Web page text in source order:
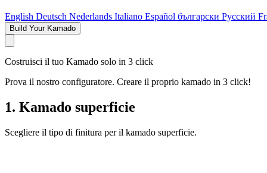
English Deutsch Nederlands Italiano Español български Русский
Build Your Kamado
Costruisci il tuo Kamado solo in 3 click
Prova il nostro configuratore. Creare il proprio kamado in 3 click!
1. Kamado superficie
Scegliere il tipo di finitura per il kamado superficie.